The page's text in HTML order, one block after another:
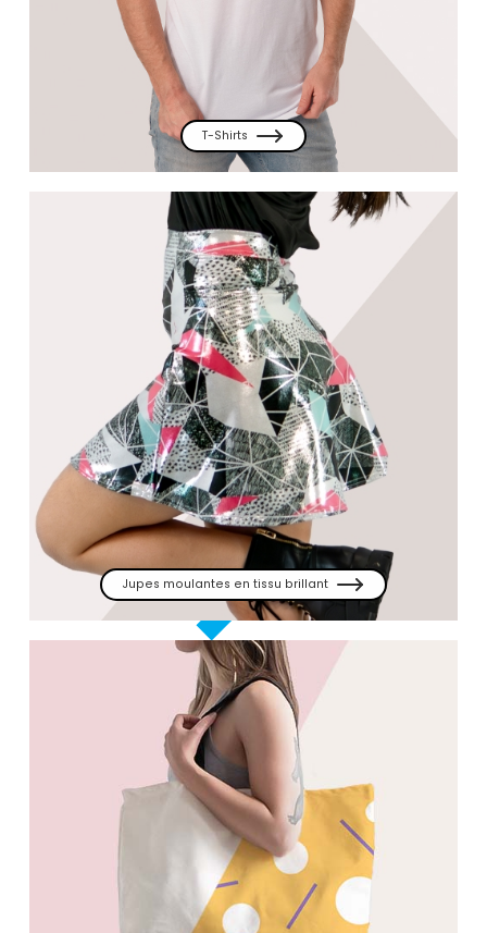
T-Shirts
Jupes moulantes en tissu brillant